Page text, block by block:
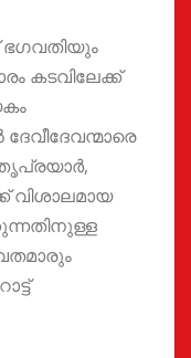
ഭഗവതിയും
കടവിലേക്ക്
വിശാലമായ